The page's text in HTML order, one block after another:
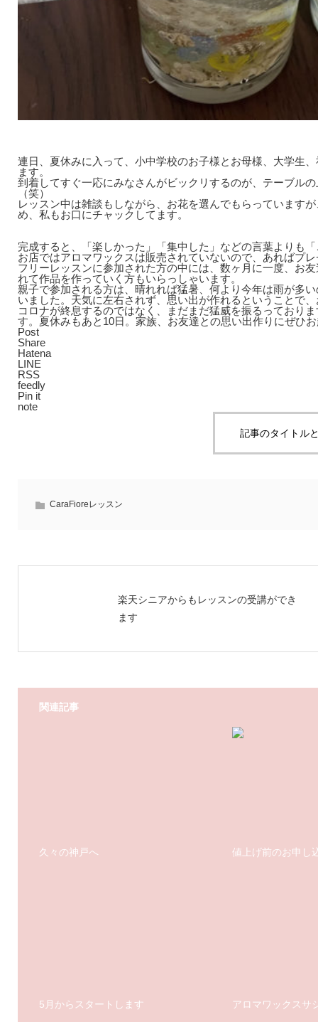
連日、夏休みに入って、小中学校のお子様とお母様、大学生
ます。
到着してすぐ一応にみなさんがビックリするのが、テーブル
（笑）
レッスン中は雑談もしながら、お花を選んでもらっています
め、私もお口にチャックしてます。
完成すると、「楽しかった」「集中した」などの言葉よりも
お店ではアロマワックスは販売されていないので、あればプ
フリーレッスンに参加された方の中には、数ヶ月に一度、お
れて作品を作っていく方もいらっしゃいます。
親子で参加される方は、晴れれば猛暑、何より今年は雨が多
いました。天気に左右されず、思い出が作れるということで
コロナが終息するのではなく、まだまだ猛威を振るっており
す。夏休みもあと10日。家族、お友達との思い出作りにぜひ
Post
Share
Hatena
LINE
RSS
feedly
Pin it
note
記事のタイトル
CaraFioreレッスン
楽天シニアからもレッスンの受講ができ
ます
関連記事
久々の神戸へ 値上げ前のお申し
5月からスタートします アロマワックスサ